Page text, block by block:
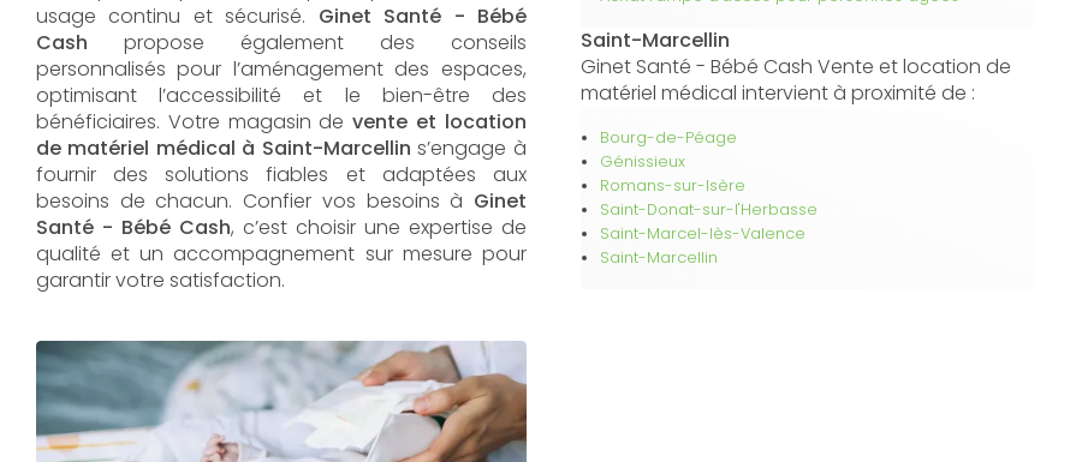
usage continu et sécurisé. Ginet Santé - Bébé
Cash propose également des conseils
personnalisés pour l’aménagement des espaces,
optimisant l’accessibilité et le bien-être des
bénéficiaires. Votre magasin devente et location
de matériel médical à Saint-Marcellin s’engage à
fournir des solutions fiables et adaptées aux
besoins de chacun. Confier vos besoins à Ginet
Santé - Bébé Cash, c’est choisir une expertise de
qualité et un accompagnement sur mesure pour
garantir votre satisfaction.
Saint-Marcellin
Ginet Santé - Bébé Cash Vente et location de
matériel médical intervient à proximité de :
Bourg-de-Péage
Génissieux
Romans-sur-Isère
Saint-Donat-sur-l'Herbasse
Saint-Marcel-lès-Valence
Saint-Marcellin